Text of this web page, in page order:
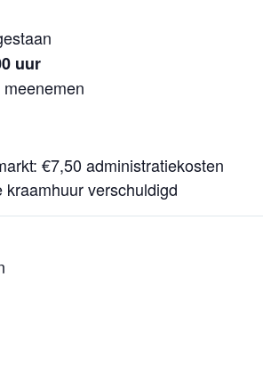
uur
€7,50 administratiekosten
verschuldigd